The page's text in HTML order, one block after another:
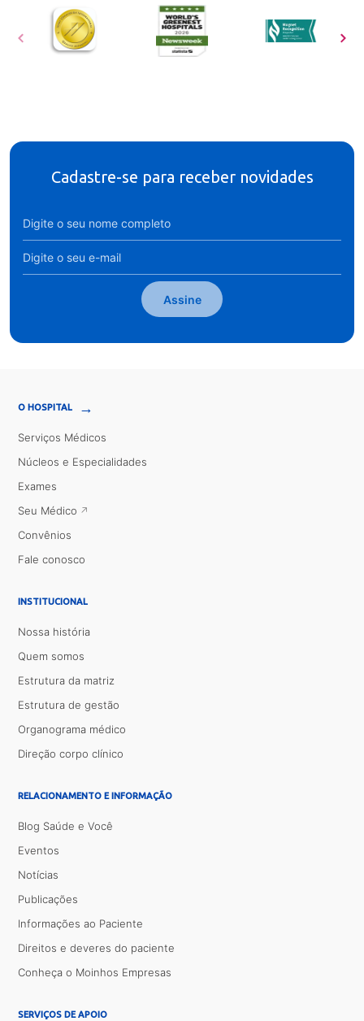
Cadastre-se para receber novidades
Assine
O HOSPITAL →
Serviços Médicos
Núcleos e Especialidades
Exames
Seu Médico
Convênios
Fale conosco
INSTITUCIONAL
Nossa história
Quem somos
Estrutura da matriz
Estrutura de gestão
Organograma médico
Direção corpo clínico
RELACIONAMENTO E INFORMAÇÃO
Blog Saúde e Você
Eventos
Notícias
Publicações
Informações ao Paciente
Direitos e deveres do paciente
Conheça o Moinhos Empresas
SERVIÇOS DE APOIO